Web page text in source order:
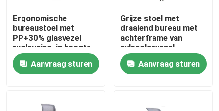
Ergonomische
bureaustoel met
PP+30% glasvezel
rugleuning, in hoogte
verstelbaar en met
nylon wielen
Aanvraag sturen
Grijze stoel met
draaiend bureau met
achterframe van
nylonglasvezel,
schuimkussing en
zwarte PU-wielen
Aanvraag sturen